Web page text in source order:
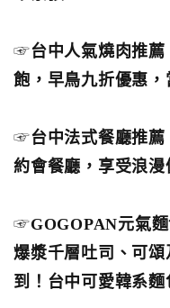
☞台中人氣燒肉推薦
飽，早鳥九折優惠
☞台中法式餐廳推
約會餐廳，享受浪
☞GOGOPAN元氣
爆漿千層吐司、可
到！台中可愛韓系麵